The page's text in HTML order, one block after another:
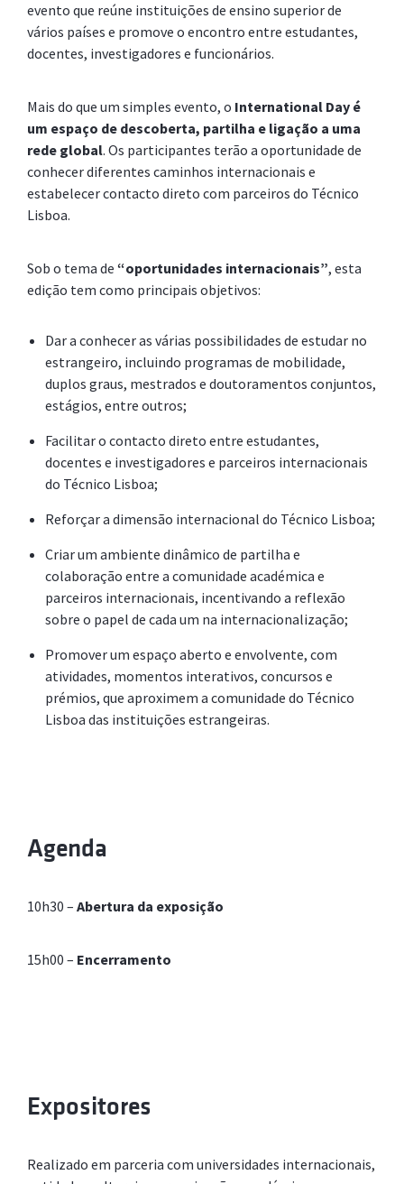
evento que reúne instituições de ensino superior de
vários países e promove o encontro entre estudantes,
docentes, investigadores e funcionários.
Mais do que um simples evento, o International Day é
um espaço de descoberta, partilha e ligação a uma
rede global. Os participantes terão a oportunidade de
conhecer diferentes caminhos internacionais e
estabelecer contacto direto com parceiros do Técnico
Lisboa.
Sob o tema de “oportunidades internacionais”, esta
edição tem como principais objetivos:
Dar a conhecer as várias possibilidades de estudar no
estrangeiro, incluindo programas de mobilidade,
duplos graus, mestrados e doutoramentos conjuntos,
estágios, entre outros;
Facilitar o contacto direto entre estudantes,
docentes e investigadores e parceiros internacionais
do Técnico Lisboa;
Reforçar a dimensão internacional do Técnico Lisboa;
Criar um ambiente dinâmico de partilha e
colaboração entre a comunidade académica e
parceiros internacionais, incentivando a reflexão
sobre o papel de cada um na internacionalização;
Promover um espaço aberto e envolvente, com
atividades, momentos interativos, concursos e
prémios, que aproximem a comunidade do Técnico
Lisboa das instituições estrangeiras.
Agenda
10h30 – Abertura da exposição
15h00 – Encerramento
Expositores
Realizado em parceria com universidades internacionais,